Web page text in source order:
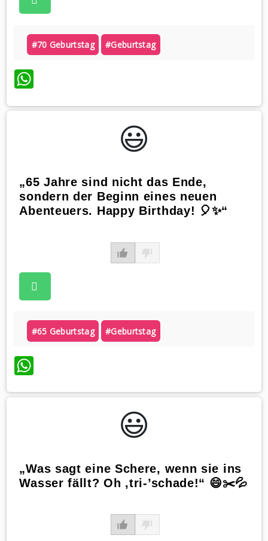
#70 Geburtstag #geburtstag
WhatsApp
😃️
„65 Jahre sind nicht das Ende,
sondern der Beginn eines neuen
Abenteuers. Happy Birthday! 🎈✨“
#65 Geburtstag #geburtstag
WhatsApp
😃️
„Was sagt eine Schere, wenn sie ins
Wasser fällt? Oh ‚tri-’schade!“ 😄✂️💦